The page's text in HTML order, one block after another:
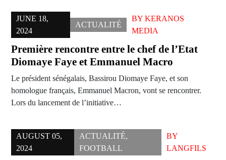
JUNE 18,
2024
ACTUALITÉ
BY KERANOS
MEDIA
Première rencontre entre le chef de l’Etat
Diomaye Faye et Emmanuel Macro
Le président sénégalais, Bassirou Diomaye Faye, et son
homologue français, Emmanuel Macron, vont se rencontrer.
Lors du lancement de l’initiative…
AUGUST 05,
2024
ACTUALITÉ,
FOOTBALL
BY
LANGFILS